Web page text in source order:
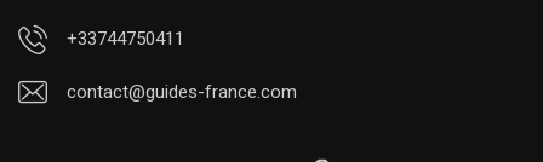
+33744750411
contact@guides-france.com